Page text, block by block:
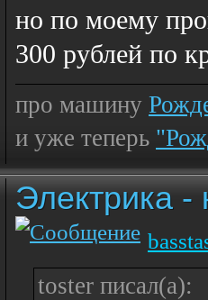
но по моему
300 рублей по
про машину
и уже теперь
Электрика -
toster писал(а):